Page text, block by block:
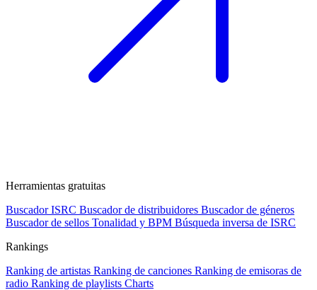
Herramientas gratuitas
Buscador ISRC Buscador de distribuidores Buscador de géneros
Buscador de sellos Tonalidad y BPM Búsqueda inversa de ISRC
Rankings
Ranking de artistas Ranking de canciones Ranking de emisoras de
radio Ranking de playlists Charts